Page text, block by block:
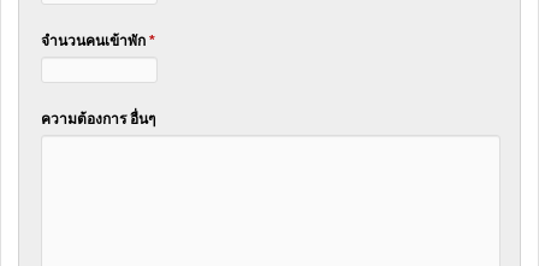
จำนวนคนเข้าพัก *
ความต้องการ อื่นๆ